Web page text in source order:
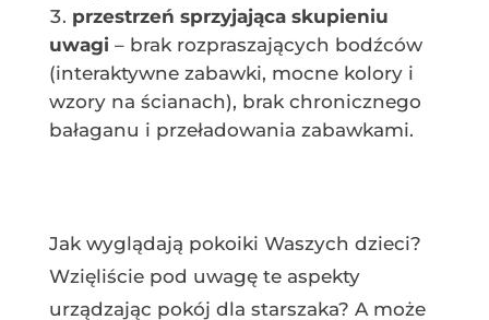
przestrzeń sprzyjająca skupieniu
uwagi – brak rozpraszających bodźców
(interaktywne zabawki, mocne kolory i
wzory na ścianach), brak chronicznego
bałaganu i przeładowania zabawkami.
Jak wyglądają pokoiki Waszych dzieci?
Wzięliście pod uwagę te aspekty
urządzając pokój dla starszaka? A może